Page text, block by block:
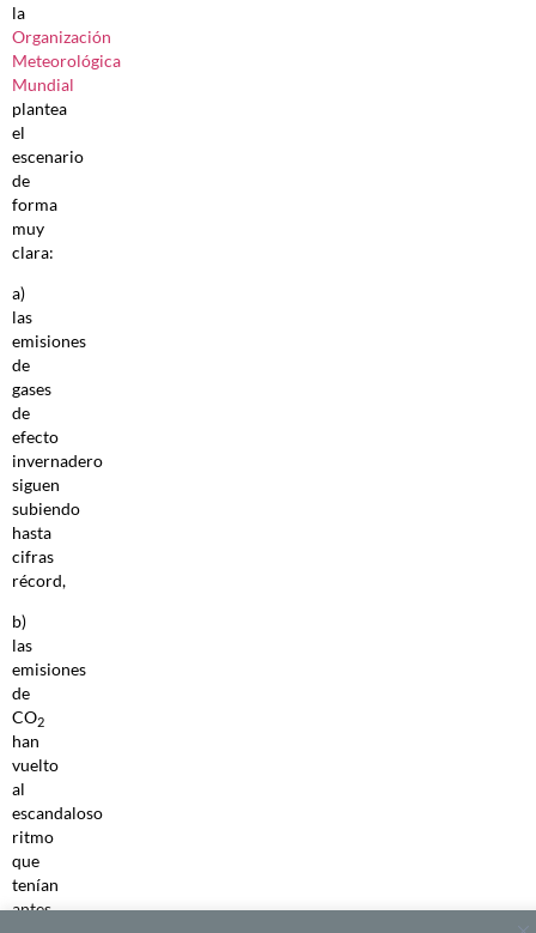
la
Organización
Meteorológica
Mundial
plantea
el
escenario
de
forma
muy
clara:
a)
las
emisiones
de
gases
de
efecto
invernadero
siguen
subiendo
hasta
cifras
récord,
b)
las
emisiones
de
CO2
han
vuelto
al
escandaloso
ritmo
que
tenían
antes